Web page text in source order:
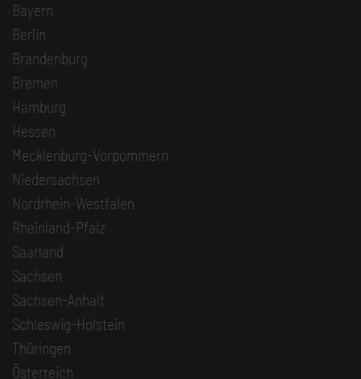
Bayern
Berlin
Brandenburg
Bremen
Hamburg
Hessen
Mecklenburg-Vorpommern
Niedersachsen
Nordrhein-Westfalen
Rheinland-Pfalz
Saarland
Sachsen
Sachsen-Anhalt
Schleswig-Holstein
Thüringen
Österreich